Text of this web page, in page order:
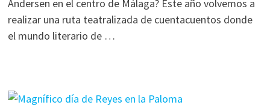
Andersen en el centro de Málaga? Este año volvemos a
realizar una ruta teatralizada de cuentacuentos donde
el mundo literario de …